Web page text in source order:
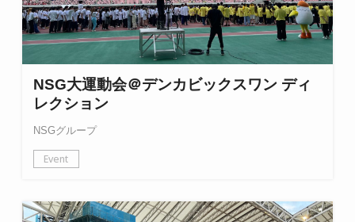
NSG大運動会＠デンカビックスワン ディ
レクション
NSGグループ
Event